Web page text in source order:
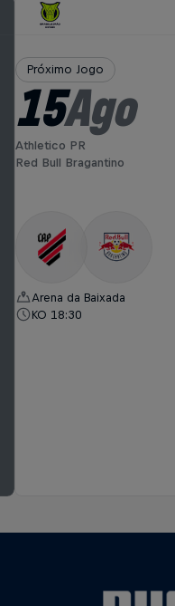
Próximo Jogo
15Ago
Athletico PR
Red Bull Bragantino
Arena da Baixada
KO 18:30